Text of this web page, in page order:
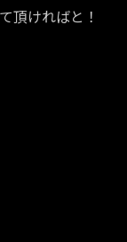
頂ければと！